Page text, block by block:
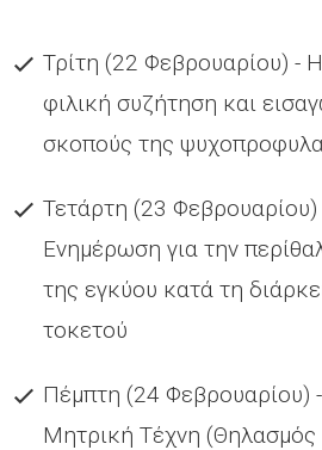
Τρίτη (22 Φεβρουαρίου) -
φιλική συζήτηση και
σκοπούς της
Τετάρτη (23
Ενημέρωση για την
της εγκύου κατά τη
τοκετού
Πέμπτη (24 Φεβρουαρίου)
Μητρική Τέχνη (Θηλασμός